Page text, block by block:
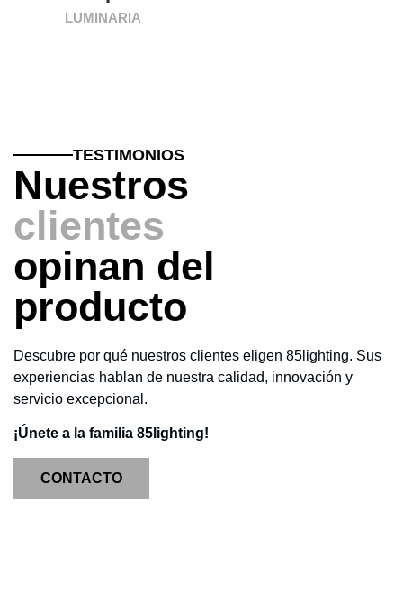
LUMINARIA
TESTIMONIOS
Nuestros
clientes
opinan del
producto
Descubre por qué nuestros clientes eligen 85lighting. Sus
experiencias hablan de nuestra calidad, innovación y
servicio excepcional.
¡Únete a la familia 85lighting!
CONTACTO